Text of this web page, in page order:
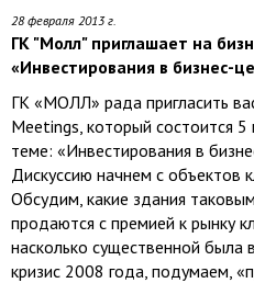
28 февраля 2013 г.
ГК "Молл" приглашает на
«Инвестирования в бизнес-
ГК «МОЛЛ» рада пригласить
Meetings, который состоится
теме: «Инвестирования в
Дискуссию начнем с объектов
Обсудим, какие здания
продаются с премией к рынку
насколько существенной была
кризис 2008 года, подумаем,